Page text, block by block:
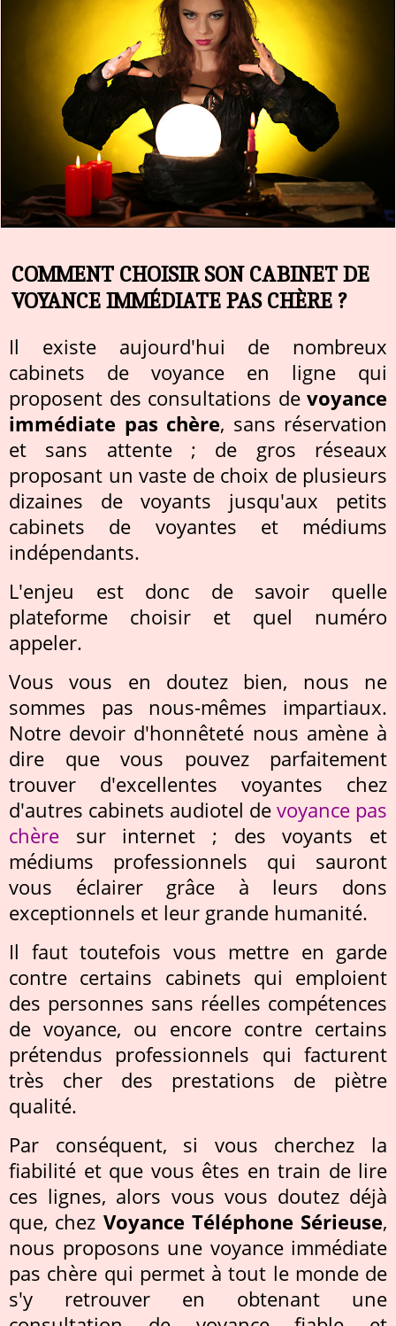
COMMENT CHOISIR SON CABINET DE
VOYANCE IMMÉDIATE PAS CHÈRE ?
Il existe aujourd'hui de nombreux
cabinets de voyance en ligne qui
proposent des consultations de voyance
immédiate pas chère, sans réservation
et sans attente ; de gros réseaux
proposant un vaste de choix de plusieurs
dizaines de voyants jusqu'aux petits
cabinets de voyantes et médiums
indépendants.
L'enjeu est donc de savoir quelle
plateforme choisir et quel numéro
appeler.
Vous vous en doutez bien, nous ne
sommes pas nous-mêmes impartiaux.
Notre devoir d'honnêteté nous amène à
dire que vous pouvez parfaitement
trouver d'excellentes voyantes chez
d'autres cabinets audiotel de voyance pas
chère sur internet ; des voyants et
médiums professionnels qui sauront
vous éclairer grâce à leurs dons
exceptionnels et leur grande humanité.
Il faut toutefois vous mettre en garde
contre certains cabinets qui emploient
des personnes sans réelles compétences
de voyance, ou encore contre certains
prétendus professionnels qui facturent
très cher des prestations de piètre
qualité.
Par conséquent, si vous cherchez la
fiabilité et que vous êtes en train de lire
ces lignes, alors vous vous doutez déjà
que, chez Voyance Téléphone Sérieuse,
nous proposons une voyance immédiate
pas chère qui permet à tout le monde de
s'y retrouver en obtenant une